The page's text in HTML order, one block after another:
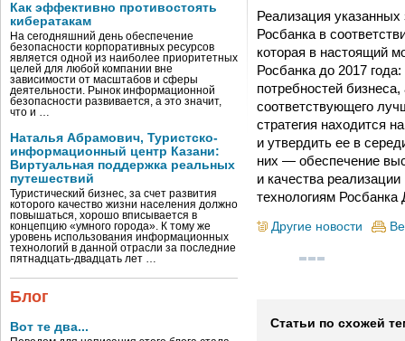
Как эффективно противостоять
кибератакам
На сегодняшний день обеспечение
безопасности корпоративных ресурсов
является одной из наиболее приоритетных
целей для любой компании вне
зависимости от масштабов и сферы
деятельности. Рынок информационной
безопасности развивается, а это значит,
что и …
Наталья Абрамович, Туристско-
информационный центр Казани:
Виртуальная поддержка реальных
путешествий
Туристический бизнес, за счет развития
которого качество жизни населения должно
повышаться, хорошо вписывается в
концепцию «умного города». К тому же
уровень использования информационных
технологий в данной отрасли за последние
пятнадцать-двадцать лет …
Блог
Вот те два...
Реализация
Росбанка в
которая в настоящий
Росбанка до 2017
потребностей
соответствующего
стратегия находится
и утвердить ее в
них — обеспечение
и качества
технологиям Росбанка
Другие новости
Статьи по схожей